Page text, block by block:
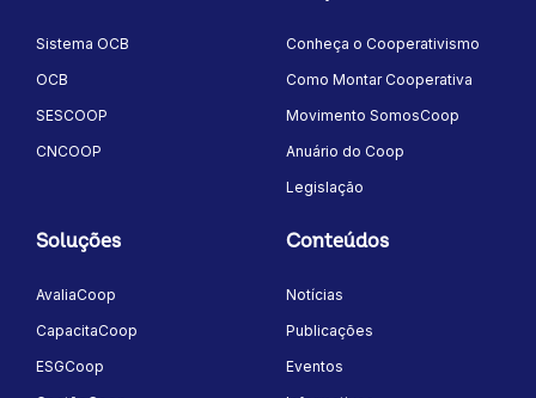
Sistema OCB
OCB
SESCOOP
CNCOOP
Conheça o Cooperativismo
Como Montar Cooperativa
Movimento SomosCoop
Anuário do Coop
Legislação
Soluções
AvaliaCoop
CapacitaCoop
ESGCoop
Conteúdos
Notícias
Publicações
Eventos